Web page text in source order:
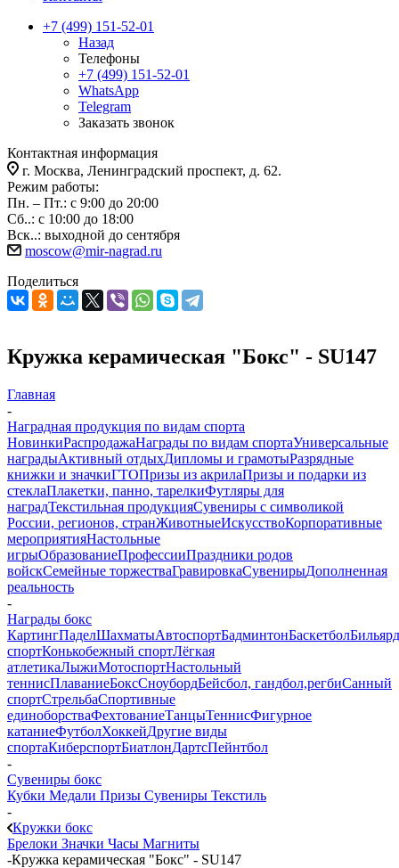
+7 (499) 151-52-01
Назад
Телефоны
+7 (499) 151-52-01
WhatsApp
Telegram
Заказать звонок
Контактная информация
г. Москва, Ленинградский проспект, д. 62.
Режим работы:
Пн. – Пт.: с 9:00 до 20:00
Сб..: с 10:00 до 18:00
Вск..: выходной до сентября
moscow@mir-nagrad.ru
Поделиться
Кружка керамическая "Бокс" - SU147
Главная
-
Наградная продукция по видам спорта
НовинкиРаспродажаНаграды по видам спортаУниверсальные
наградыАктивный отдыхДипломы и грамотыРазрядные
книжки и значкиГТОПризы из акрилаПризы и подарки из
стеклаПлакетки, панно, тарелкиФутляры для
наградТекстильная продукцияСувениры с символикой
России, регионов, странЖивотныеИскусствоКорпоративные
мероприятияНастольные
игрыОбразованиеПрофессииПраздники родов
войскСемейные торжестваГравировкаСувенирыДополненная
реальность
-
Награды бокс
КартингПаделШахматыАвтоспортБадминтонБаскетболБильярд
спортКонькобежный спортЛёгкая
атлетикаЛыжиМотоспортНастольный
теннисПлаваниеБоксСноубордБейсбол, гандбол,регбиСанный
спортСтрельбаСпортивные
единоборстваФехтованиеТанцыТеннисФигурное
катаниеФутболХоккейДругие виды
спортаКиберспортБиатлонДартсПейнтбол
-
Сувениры бокс
Кубки Медали Призы Сувениры Текстиль
-
Кружки бокс
Брелоки Значки Часы Магниты
-Кружка керамическая "Бокс" - SU147